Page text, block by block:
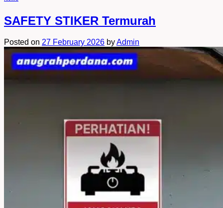
SAFETY STIKER Termurah
Posted on 27 February 2026 byAdmin